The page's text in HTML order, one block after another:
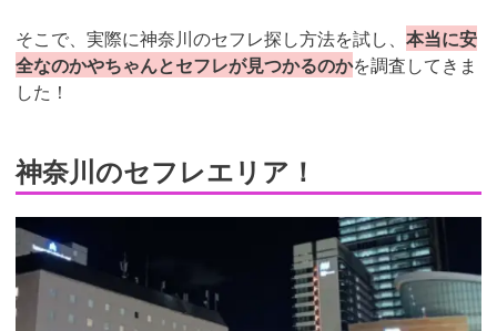
そこで、実際に神奈川のセフレ探し方法を試し、 本当に安
全なのかやちゃんとセフレが見つかるのかを調査してきま
した！
神奈川のセフレエリア！